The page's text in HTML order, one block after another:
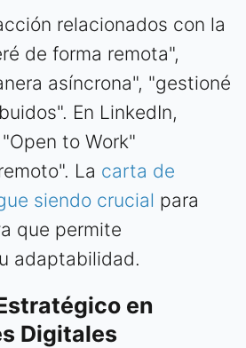
relacionados con la
de forma remota",
asíncrona", "gestioné
En LinkedIn,
to Work"
La carta de
siendo crucial para
que permite
adaptabilidad.
en
Digitales